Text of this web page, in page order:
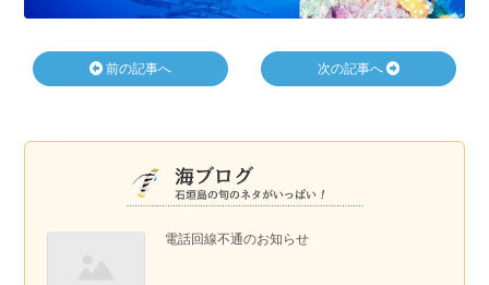
電話回線不通のお知らせ
前の記事へ 次の記事へ